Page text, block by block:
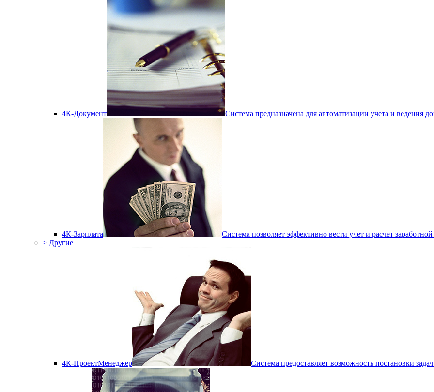
4К-Документ Система предназначена для автоматизации учета и ведения
4К-Зарплата
Система позволяет эффективно вести учет и расчет
> Другие
4К-ПроектМенеджер Система предоставляет возможность постановки